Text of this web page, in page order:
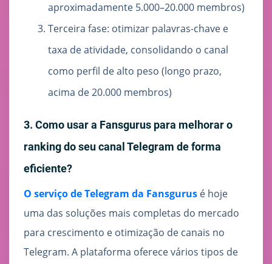
aproximadamente 5.000–20.000 membros)
Terceira fase: otimizar palavras-chave e
taxa de atividade, consolidando o canal
como perfil de alto peso (longo prazo,
acima de 20.000 membros)
3. Como usar a Fansgurus para melhorar o
ranking do seu canal Telegram de forma
eficiente?
O serviço de Telegram da Fansgurus é hoje
uma das soluções mais completas do mercado
para crescimento e otimização de canais no
Telegram. A plataforma oferece vários tipos de